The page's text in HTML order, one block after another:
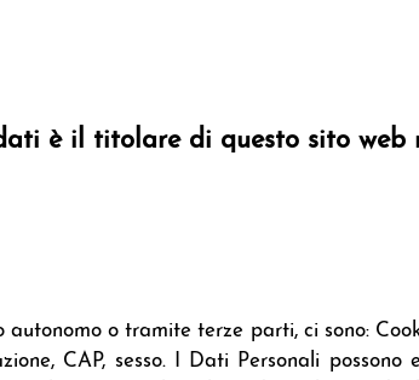
è il titolare di questo sito web
o tramite terze parti, ci sono:
CAP, sesso. I Dati Personali